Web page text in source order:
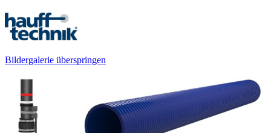
Bildergalerie überspringen